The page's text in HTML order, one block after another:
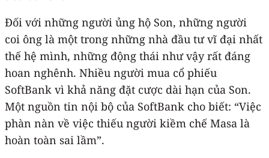
Đối với những người ủng hộ Son, những người
coi ông là một trong những nhà đầu tư vĩ đại nhất
thế hệ mình, những động thái như vậy rất đáng
hoan nghênh. Nhiều người mua cổ phiếu
SoftBank vì khả năng đặt cược dài hạn của Son.
Một nguồn tin nội bộ của SoftBank cho biết: “Việc
phàn nàn về việc thiếu người kiềm chế Masa là
hoàn toàn sai lầm”.